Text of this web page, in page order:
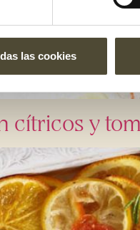
las cookies
cítricos y